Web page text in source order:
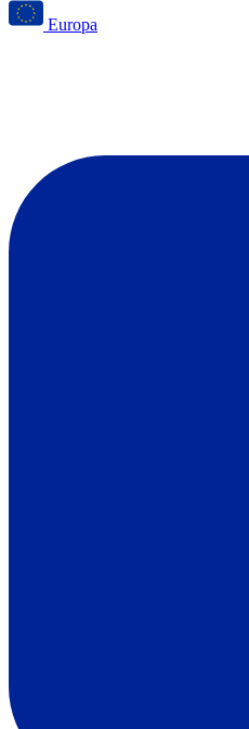
Europa